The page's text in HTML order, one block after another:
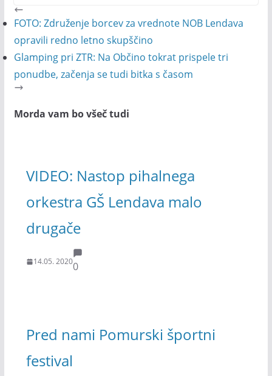
FOTO: Združenje borcev za vrednote NOB Lendava
opravili redno letno skupščino
Glamping pri ZTR: Na Občino tokrat prispele tri
ponudbe, začenja se tudi bitka s časom
Morda vam bo všeč tudi
VIDEO: Nastop pihalnega
orkestra GŠ Lendava malo
drugače
14.05. 20200
Pred nami Pomurski športni
festival